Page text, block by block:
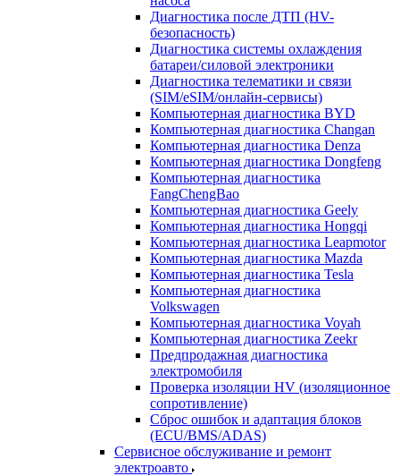
Диагностика после ДТП (HV-
безопасность)
Диагностика системы охлаждения
батареи/силовой электроники
Диагностика телематики и связи
(SIM/eSIM/онлайн-сервисы)
Компьютерная диагностика BYD
Компьютерная диагностика Changan
Компьютерная диагностика Denza
Компьютерная диагностика Dongfeng
Компьютерная диагностика
FangChengBao
Компьютерная диагностика Geely
Компьютерная диагностика Hongqi
Компьютерная диагностика Leapmotor
Компьютерная диагностика Mazda
Компьютерная диагностика Tesla
Компьютерная диагностика
Volkswagen
Компьютерная диагностика Voyah
Компьютерная диагностика Zeekr
Предпродажная диагностика
электромобиля
Проверка изоляции HV (изоляционное
сопротивление)
Сброс ошибок и адаптация блоков
(ECU/BMS/ADAS)
Сервисное обслуживание и ремонт
электроавто